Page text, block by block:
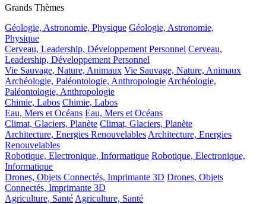
Grands Thèmes
Géologie, Astronomie, Physique Géologie, Astronomie,
Physique
Cerveau, Leadership, Développement Personnel Cerveau,
Leadership, Développement Personnel
Vie Sauvage, Nature, Animaux Vie Sauvage, Nature, Animaux
Archéologie, Paléontologie, Anthropologie Archéologie,
Paléontologie, Anthropologie
Chimie, Labos Chimie, Labos
Eau, Mers et Océans Eau, Mers et Océans
Climat, Glaciers, Planète Climat, Glaciers, Planète
Architecture, Energies Renouvelables Architecture, Energies
Renouvelables
Robotique, Electronique, Informatique Robotique, Electronique,
Informatique
Drones, Objets Connectés, Imprimante 3D Drones, Objets
Connectés, Imprimante 3D
Agriculture, Santé Agriculture, Santé